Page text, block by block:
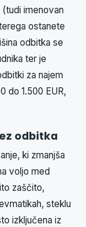
imenovan
ostanete
odbitka se
ter je
za najem
do 1.500 EUR,
odbitka
ki zmanjša
voljo med
zaščito,
steklu
izključena iz